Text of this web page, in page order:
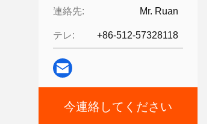
連絡先: Mr. Ruan
テレ: +86-512-57328118
今連絡してください